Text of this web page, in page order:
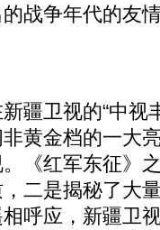
战争年代的友
卫视的“中视
黄金档的一大
《红军东征》
二是揭秘了大
呼应，新疆卫